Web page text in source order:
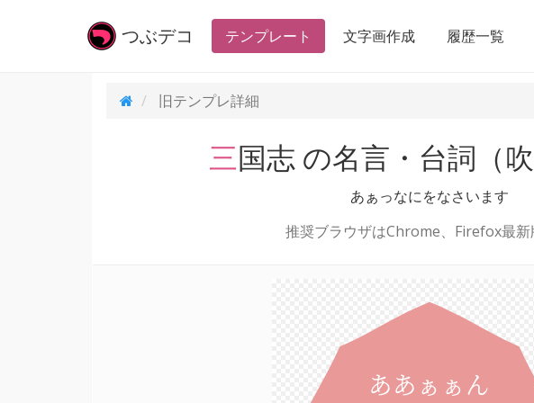
つぶデコ テンプレート 文字画作成 履歴一覧
旧テンプレ詳細
三国志 の名言・台詞（
あぁっなにをなさいます
推奨ブラウザはChrome、Firefox最新
ああぁぁん